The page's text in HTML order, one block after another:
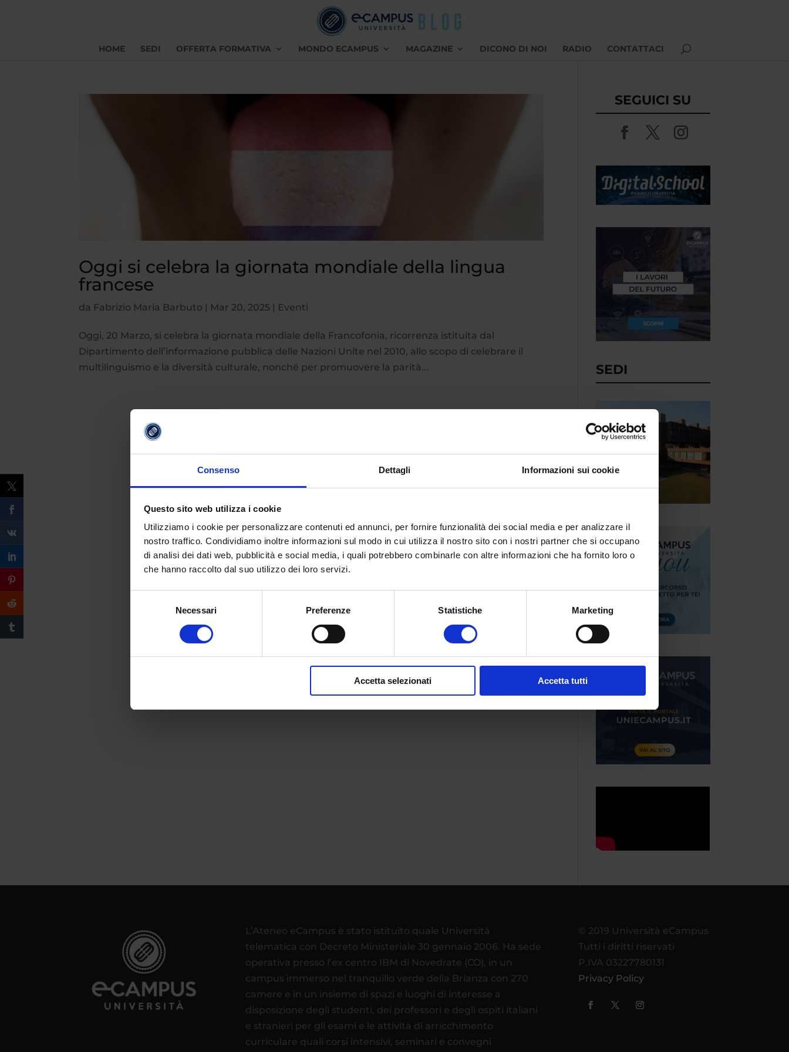
Consenso Dettagli Informazioni sui cookie
Questo sito web utilizza i cookie
Utilizziamo i cookie per personalizzare contenuti ed annunci, per fornire funzionalità dei social media e per analizzare il
nostro traffico. Condividiamo inoltre informazioni sul modo in cui utilizza il nostro sito con i nostri partner che si occupano
di analisi dei dati web, pubblicità e social media, i quali potrebbero combinarle con altre informazioni che ha fornito loro o
che hanno raccolto dal suo utilizzo dei loro servizi.
Necessari Preferenze Statistiche Marketing
Accetta selezionati Accetta tutti
HOME SEDI OFFERTA FORMATIVA MONDO ECAMPUS MAGAZINE DICONO DI NOI RADIO CONTATTACI
Oggi si celebra la giornata mondiale della lingua
francese
da Fabrizio Maria Barbuto | Mar 20, 2025 | Eventi
Oggi, 20 Marzo, si celebra la giornata mondiale della Francofonia, ricorrenza istituita dal
Dipartimento dell’informazione pubblica delle Nazioni Unite nel 2010, allo scopo di celebrare il
multilinguismo e la diversità culturale, nonché per promuovere la parità...
SEGUICI SU
SEDI
L’Ateneo eCampus è stato istituito quale Università
telematica con Decreto Ministeriale 30 gennaio 2006. Ha sede
operativa presso l’ex centro IBM di Novedrate (CO), in un
campus immerso nel tranquillo verde della Brianza con 270
camere e in un insieme di spazi e luoghi di interesse a
disposizione degli studenti, dei professori e degli ospiti italiani
e stranieri per gli esami e le attività di arricchimento
curriculare quali corsi intensivi, seminari e convegni
© 2019 Università eCampus
Tutti i diritti riservati
P.IVA 03227780131
Privacy Policy